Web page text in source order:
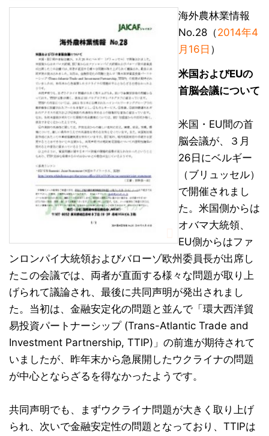
海外農林業情報
No.28（2014年4
月16日 ）
米国およびEUの
首脳会議について
米国・EU間の首
脳会議が、３月
26日にベルギー
（ブリュッセル）
で開催されまし
た。米国側からは
オバマ大統領、
EU側からはファ
ンロンパイ大統領およびバローゾ欧州委員長が出席し
たこの会議では、両者が直面する様々な問題が取り上
げられて議論され、最後に共同声明が発出されまし
た。当初は、金融安定化の問題と並んで「環大西洋貿
易投資パートナーシップ (Trans-Atlantic Trade and
Investment Partnership, TTIP)」の前進が期待されて
いましたが、昨年末から急展開したウクライナの問題
が中心とならざるを得なかったようです。
共同声明でも、まずウクライナ問題が大きく取り上げ
られ、次いで金融安定性の問題となっており、TTIPは